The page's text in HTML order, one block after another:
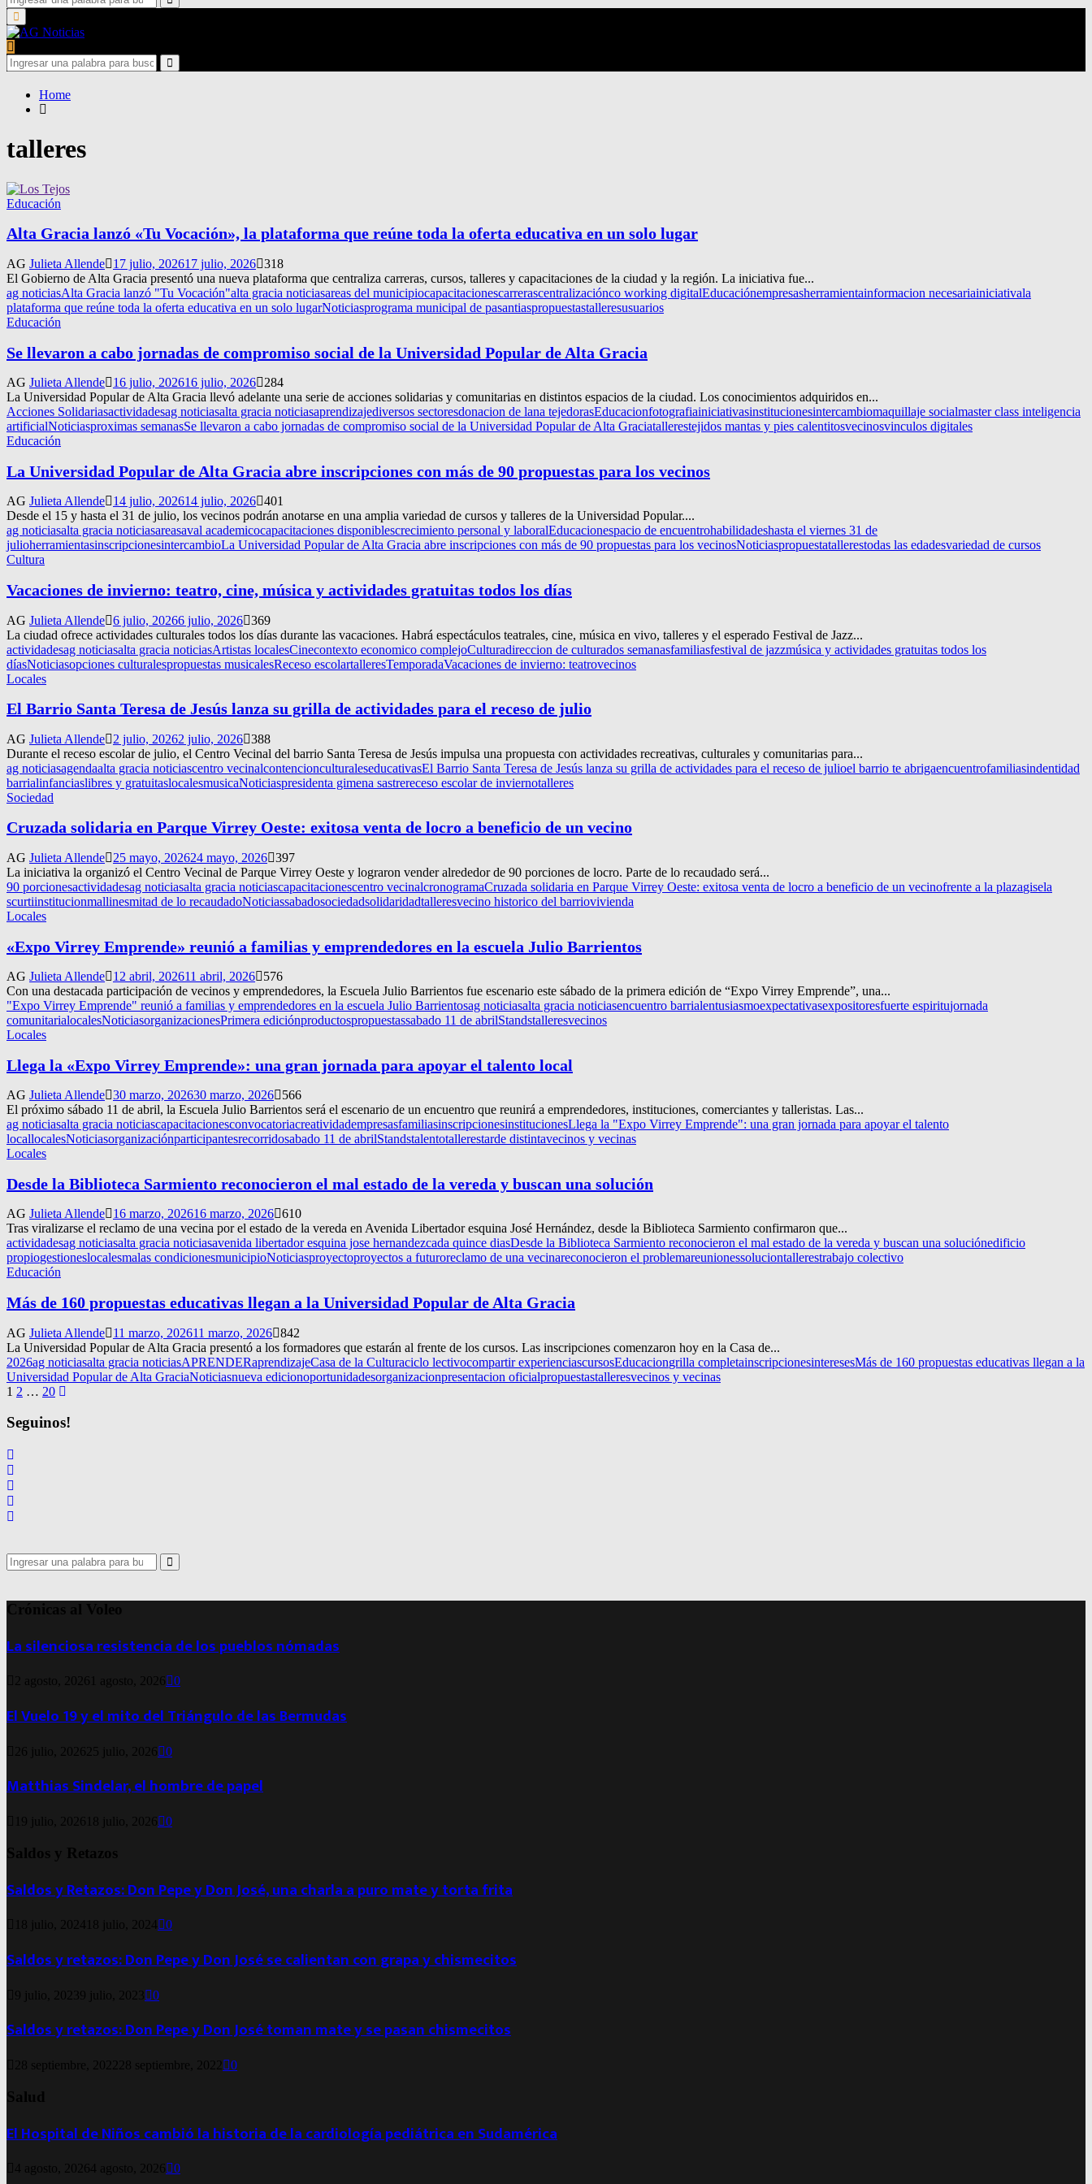
for:
Search
Primary
Menu
Search
for:
Search
Home
talleres
Educación
Alta Gracia lanzó «Tu Vocación», la plataforma que reúne toda la oferta educativa en un solo lugar
AG Julieta Allende 17 julio, 202617 julio, 2026 318
El Gobierno de Alta Gracia presentó una nueva plataforma que centraliza carreras, cursos, talleres y capacitaciones de la ciudad y la región. La iniciativa fue...
ag noticiasAlta Gracia lanzó "Tu Vocación"alta gracia noticiasareas del municipiocapacitacionescarrerascentralizaciónco working digitalEducaciónempresasherramientainformacion necesariainiciativala
plataforma que reúne toda la oferta educativa en un solo lugarNoticiasprograma municipal de pasantiaspropuestastalleresusuarios
Educación
Se llevaron a cabo jornadas de compromiso social de la Universidad Popular de Alta Gracia
AG Julieta Allende 16 julio, 202616 julio, 2026
284
La Universidad Popular de Alta Gracia llevó adelante una serie de acciones solidarias y comunitarias en distintos espacios de la ciudad. Los conocimientos adquiridos en...
Acciones Solidariasactividadesag noticiasalta gracia noticiasaprendizajediversos sectoresdonacion de lana tejedorasEducacionfotografiainiciativasinstitucionesintercambiomaquillaje socialmaster class inteligencia
artificialNoticiasproximas semanasSe llevaron a cabo jornadas de compromiso social de la Universidad Popular de Alta Graciatallerestejidos mantas y pies calentitosvecinosvinculos digitales
Educación
La Universidad Popular de Alta Gracia abre inscripciones con más de 90 propuestas para los vecinos
AG Julieta Allende 14 julio, 202614 julio, 2026 401
Desde el 15 y hasta el 31 de julio, los vecinos podrán anotarse en una amplia variedad de cursos y talleres de la Universidad Popular....
ag noticiasalta gracia noticiasareasaval academicocapacitaciones disponiblescrecimiento personal y laboralEducacionespacio de encuentrohabilidadeshasta el viernes 31 de
julioherramientasinscripcionesintercambioLa Universidad Popular de Alta Gracia abre inscripciones con más de 90 propuestas para los vecinosNoticiaspropuestatallerestodas las edadesvariedad de cursos
Cultura
Vacaciones de invierno: teatro, cine, música y actividades gratuitas todos los días
AG Julieta Allende 6 julio, 20266 julio, 2026 369
La ciudad ofrece actividades culturales todos los días durante las vacaciones. Habrá espectáculos teatrales, cine, música en vivo, talleres y el esperado Festival de Jazz...
actividadesag noticiasalta gracia noticiasArtistas localesCinecontexto economico complejoCulturadireccion de culturados semanasfamiliasfestival de jazzmúsica y actividades gratuitas todos los
díasNoticiasopciones culturalespropuestas musicalesReceso escolartalleresTemporadaVacaciones de invierno: teatrovecinos
Locales
El Barrio Santa Teresa de Jesús lanza su grilla de actividades para el receso de julio
AG Julieta Allende 2 julio, 20262 julio, 2026 388
Durante el receso escolar de julio, el Centro Vecinal del barrio Santa Teresa de Jesús impulsa una propuesta con actividades recreativas, culturales y comunitarias para...
ag noticiasagendaalta gracia noticiascentro vecinalcontencionculturaleseducativasEl Barrio Santa Teresa de Jesús lanza su grilla de actividades para el receso de julioel barrio te abrigaencuentrofamiliasindentidad
barrialinfanciaslibres y gratuitaslocalesmusicaNoticiaspresidenta gimena sastrereceso escolar de inviernotalleres
Sociedad
Cruzada solidaria en Parque Virrey Oeste: exitosa venta de locro a beneficio de un vecino
AG Julieta Allende 25 mayo, 202624 mayo, 2026 397
La iniciativa la organizó el Centro Vecinal de Parque Virrey Oeste y lograron vender alrededor de 90 porciones de locro. Parte de lo recaudado será...
90 porcionesactividadesag noticiasalta gracia noticiascapacitacionescentro vecinalcronogramaCruzada solidaria en Parque Virrey Oeste: exitosa venta de locro a beneficio de un vecinofrente a la plazagisela
scurtiinstitucionmallinesmitad de lo recaudadoNoticiassabadosociedadsolidaridadtalleresvecino historico del barriovivienda
Locales
«Expo Virrey Emprende» reunió a familias y emprendedores en la escuela Julio Barrientos
AG Julieta Allende 12 abril, 202611 abril, 2026
576
Con una destacada participación de vecinos y emprendedores, la Escuela Julio Barrientos fue escenario este sábado de la primera edición de “Expo Virrey Emprende”, una...
"Expo Virrey Emprende" reunió a familias y emprendedores en la escuela Julio Barrientosag noticiasalta gracia noticiasencuentro barrialentusiasmoexpectativasexpositoresfuerte espiritujornada
comunitarialocalesNoticiasorganizacionesPrimera ediciónproductospropuestassabado 11 de abrilStandstalleresvecinos
Locales
Llega la «Expo Virrey Emprende»: una gran jornada para apoyar el talento local
AG Julieta Allende 30 marzo, 202630 marzo, 2026
566
El próximo sábado 11 de abril, la Escuela Julio Barrientos será el escenario de un encuentro que reunirá a emprendedores, instituciones, comerciantes y talleristas. Las...
ag noticiasalta gracia noticiascapacitacionesconvocatoriacreatividadempresasfamiliasinscripcionesinstitucionesLlega la "Expo Virrey Emprende": una gran jornada para apoyar el talento
locallocalesNoticiasorganizaciónparticipantesrecorridosabado 11 de abrilStandstalentotallerestarde distintavecinos y vecinas
Locales
Desde la Biblioteca Sarmiento reconocieron el mal estado de la vereda y buscan una solución
AG Julieta Allende 16 marzo, 202616 marzo, 2026 610
Tras viralizarse el reclamo de una vecina por el estado de la vereda en Avenida Libertador esquina José Hernández, desde la Biblioteca Sarmiento confirmaron que...
actividadesag noticiasalta gracia noticiasavenida libertador esquina jose hernandezcada quince diasDesde la Biblioteca Sarmiento reconocieron el mal estado de la vereda y buscan una soluciónedificio
propiogestioneslocalesmalas condicionesmunicipioNoticiasproyectoproyectos a futuroreclamo de una vecinareconocieron el problemareunionessoluciontallerestrabajo colectivo
Educación
Más de 160 propuestas educativas llegan a la Universidad Popular de Alta Gracia
AG Julieta Allende 11 marzo, 202611 marzo, 2026 842
La Universidad Popular de Alta Gracia presentó a los formadores que estarán al frente de los cursos. Las inscripciones comenzaron hoy en la Casa de...
2026ag noticiasalta gracia noticiasAPRENDERaprendizajeCasa de la Culturaciclo lectivocompartir experienciascursosEducaciongrilla completainscripcionesinteresesMás de 160 propuestas educativas llegan a la
Universidad Popular de Alta GraciaNoticiasnueva edicionoportunidadesorganizacionpresentacion oficialpropuestastalleresvecinos y vecinas
Navegación
de
entradas
1 2 … 20
Seguinos!
Search
for:
Search
Crónicas al Voleo
La silenciosa resistencia de los pueblos nómadas
2 agosto, 2026 1 agosto, 2026 0
El Vuelo 19 y el mito del Triángulo de las Bermudas
26 julio, 2026 25 julio, 2026 0
Matthias Sindelar, el hombre de papel
19 julio, 2026 18 julio, 2026 0
Saldos y Retazos
Saldos y Retazos: Don Pepe y Don José, una charla a puro mate y torta frita
18 julio, 2024 18 julio, 2024 0
Saldos y retazos: Don Pepe y Don José se calientan con grapa y chismecitos
9 julio, 20239 julio, 2023 0
Saldos y retazos: Don Pepe y Don José toman mate y se pasan chismecitos
28 septiembre, 2022 28 septiembre, 2022 0
Salud
El Hospital de Niños cambió la historia de la cardiología pediátrica en Sudamérica
4 agosto, 20264 agosto, 2026 0